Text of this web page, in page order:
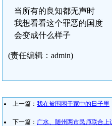
当所有的良知都无声时
我想看看这个罪恶的国度
会变成什么样子
(责任编辑：admin)
上一篇： 我在被围困于家中的日子里
下一篇： 广水、随州两市民师联合上